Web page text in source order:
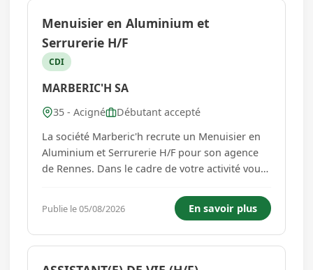
Menuisier en Aluminium et
Serrurerie H/F
CDI
MARBERIC'H SA
35 - Acigné
Débutant accepté
La société Marberic'h recrute un Menuisier en
Aluminium et Serrurerie H/F pour son agence
de Rennes. Dans le cadre de votre activité vous
réalisation et l'organisation des activités. - Des
interventions sur des équipements différents
permettant d'...
Publie le 05/08/2026 En savoir plus